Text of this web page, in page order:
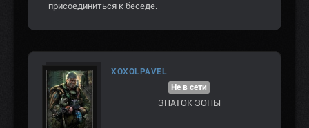
присоединиться к беседе.
XOXOLPAVEL
Не в сети
ЗНАТОК ЗОНЫ